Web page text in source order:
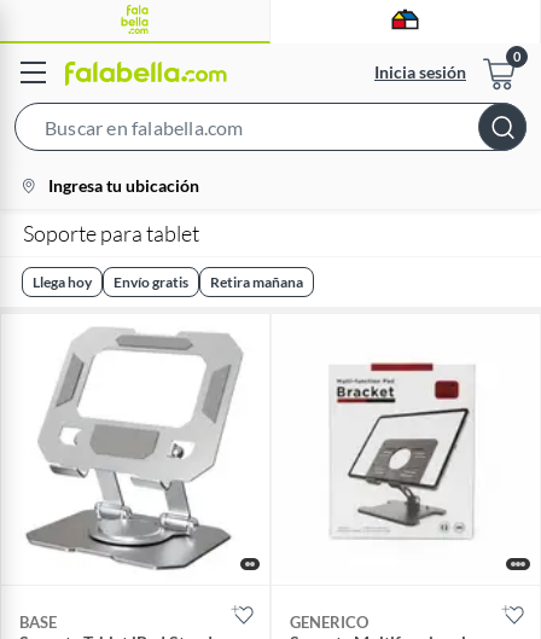
Inicia sesión
Bar
location-
icon
Ingresa tu ubicación
Soporte para tablet
Llega hoy Envío gratis Retira mañana
BASE GENERICO